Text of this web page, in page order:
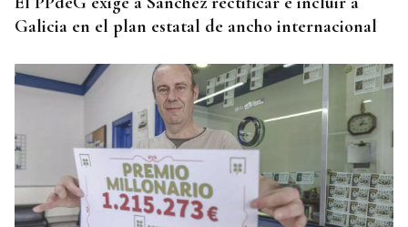
Galicia en el plan estatal de ancho internacional